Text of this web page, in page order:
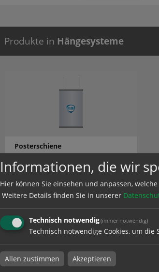
Produkte in Hängesysteme
Posterschiene
zum Artikel
Hängesysteme
Informationen, die wir
Hier können Sie einsehen und anpassen,
Weitere Details finden Sie in unserer
Technisch notwendig(immer notwendig)
Technisch notwendige Cookies, um
Allen zustimmen Akzeptieren